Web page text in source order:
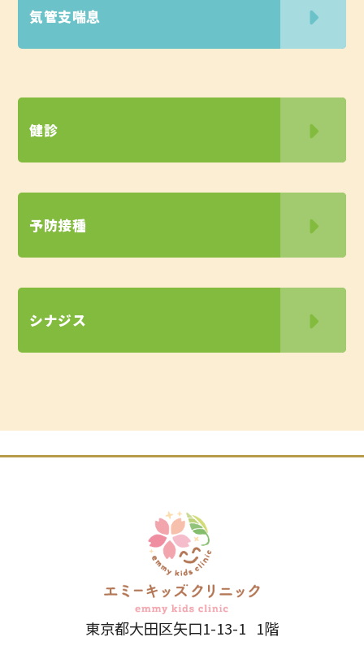
気管支喘息
健診
予防接種
シナジス
東京都大田区矢口1-13-1 1階